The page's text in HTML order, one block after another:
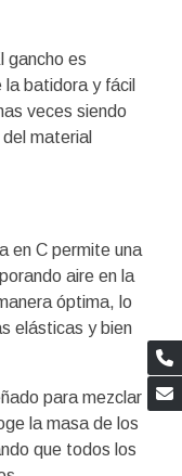
gancho es
la batidora y fácil
veces siendo
material
en C permite una
aire en la
óptima, lo
elásticas y bien
para mezclar
la masa de los
que todos los